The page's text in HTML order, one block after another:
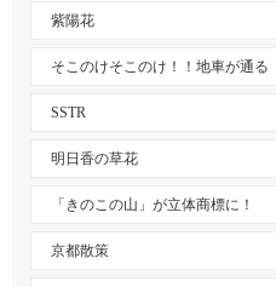
紫陽花
そこのけそこのけ！！地車が通る
SSTR
明日香の草花
「きのこの山」が立体商標に！
京都散策